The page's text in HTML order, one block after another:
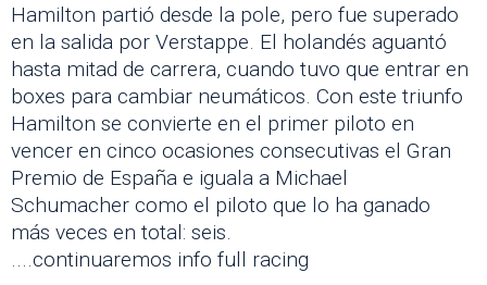
Hamilton partió desde la pole, pero fue superado
en la salida por Verstappe. El holandés aguantó
hasta mitad de carrera, cuando tuvo que entrar en
boxes para cambiar neumáticos. Con este triunfo
Hamilton se convierte en el primer piloto en
vencer en cinco ocasiones consecutivas el Gran
Premio de España e iguala a Michael
Schumacher como el piloto que lo ha ganado
más veces en total: seis.
....continuaremos info full racing